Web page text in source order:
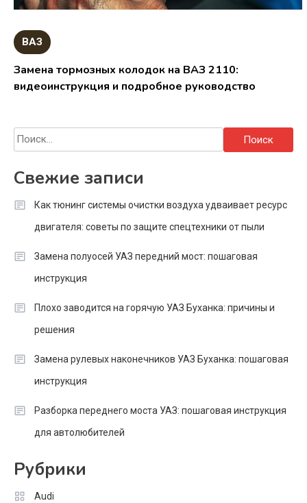
ВАЗ
Замена тормозных колодок на ВАЗ 2110:
видеоинструкция и подробное руководство
Найти:
Свежие записи
Как тюнинг системы очистки воздуха удваивает ресурс
двигателя: советы по защите спецтехники от пыли
Замена полуосей УАЗ передний мост: пошаговая
инструкция
Плохо заводится на горячую УАЗ Буханка: причины и
решения
Замена рулевых наконечников УАЗ Буханка: пошаговая
инструкция
Разборка переднего моста УАЗ: пошаговая инструкция
для автолюбителей
Рубрики
Audi